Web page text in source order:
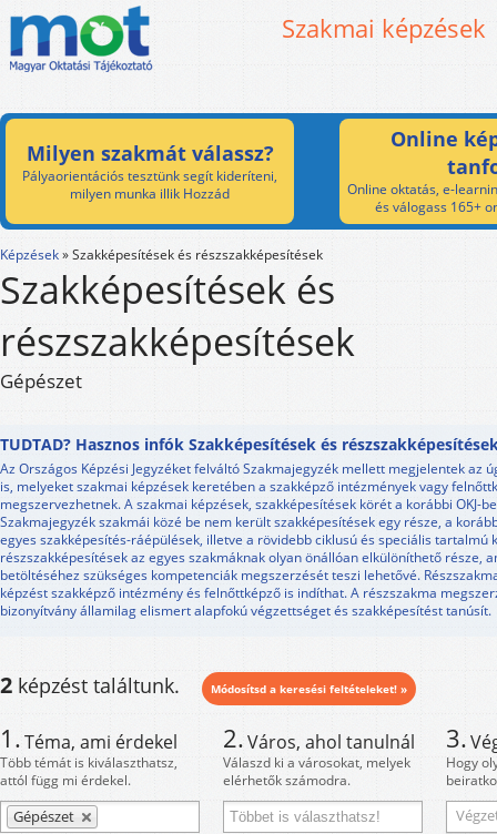
Szakmai képzések
Milyen szakmát válassz?
Pályaorientációs tesztünk segít kideríteni,
milyen munka illik Hozzád
Online
Online oktatás, e-
és válogass 165+
Képzések»Szakképesítések és részszakképesítések
Szakképesítések és
részszakképesítések
Gépészet
TUDTAD? Hasznos infók Szakképesítések és
Az Országos Képzési Jegyzéket felváltó Szakmajegyzék mellett megjelentek az
is, melyeket szakmai képzések keretében a szakképző intézmények vagy
megszervezhetnek. A szakmai képzések, szakképesítések körét a korábbi OKJ-
Szakmajegyzék szakmái közé be nem került szakképesítések egy része, a
egyes szakképesítés-ráépülések, illetve a rövidebb ciklusú és speciális tartalmú
részszakképesítések az egyes szakmáknak olyan önállóan elkülöníthető része,
betöltéséhez szükséges kompetenciák megszerzését teszi lehetővé.
képzést szakképző intézmény és felnőttképző is indíthat. A részszakma
bizonyítvány államilag elismert alapfokú végzettséget és szakképesítést tanúsít.
2 képzést találtunk. Módosítsd a keresési feltételeket! »
1.Téma, ami érdekel
Több témát is kiválaszthatsz,
attól függ mi érdekel.
Gépészet
2.Város, ahol tanulnál
Válaszd ki a városokat, melyek
elérhetők számodra.
3.
Hogy